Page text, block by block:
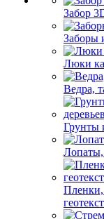
Забор
Заборы
Люки
Ведра,
Грунты
Лопаты,
Пленки,